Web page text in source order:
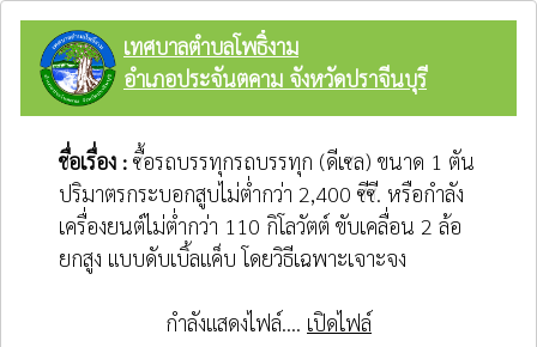
เทศบาลตำบลโพธิ์งาม
อำเภอประจันตคาม จังหวัดปราจีนบุรี
ชื่อเรื่อง : ซื้อรถบรรทุกรถบรรทุก (ดีเซล) ขนาด 1 ตัน
ปริมาตรกระบอกสูบไม่ต่ำกว่า 2,400 ซีซี. หรือกำลัง
เครื่องยนต์ไม่ต่ำกว่า 110 กิโลวัตต์ ขับเคลื่อน 2 ล้อ
ยกสูง แบบดับเบิ้ลแค็บ โดยวิธีเฉพาะเจาะจง
กำลังแสดงไฟล์.... เปิดไฟล์